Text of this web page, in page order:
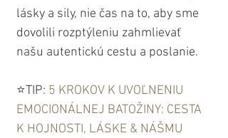
lásky a sily, nie čas na to, aby sme
dovolili rozptýleniu zahmlievať
našu autentickú cestu a poslanie.
⭐️TIP: 5 KROKOV K UVOĽNENIU
EMOCIONÁLNEJ BATOŽINY: CESTA
K HOJNOSTI, LÁSKE & NÁŠMU